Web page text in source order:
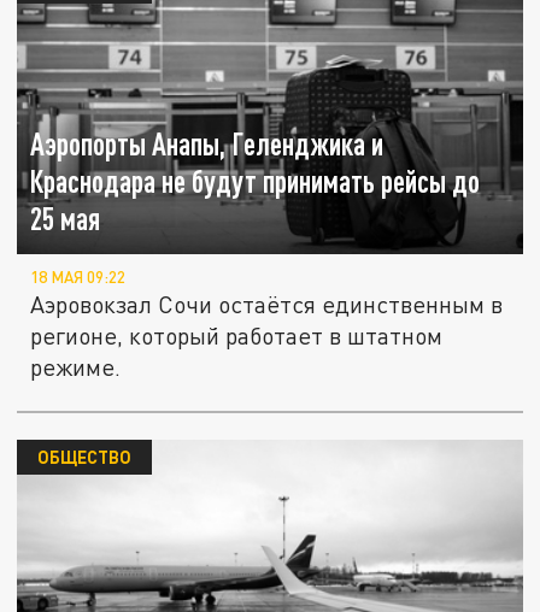
Аэропорты Анапы, Геленджика и
Краснодара не будут принимать рейсы до
25 мая
18 МАЯ 09:22
Аэровокзал Сочи остаётся единственным в
регионе, который работает в штатном
режиме.
ОБЩЕСТВО